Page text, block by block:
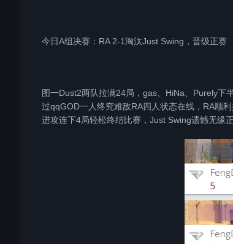
今日A组决赛：RA 2-1淘汰Just Swing，晋级正赛
图一Dust2两队拉满24局，gas、HiNa、Purely下
过qqGOD一人终究难敌RA四人状态在线，RA顺
进攻连下4局轻松终结比赛，Just Swing遗憾无缘正